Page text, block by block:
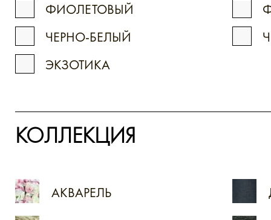
ФИОЛЕТОВЫЙ
ЧЕРНО-БЕЛЫЙ
ЭКЗОТИКА
КОЛЛЕКЦИЯ
АКВАРЕЛЬ